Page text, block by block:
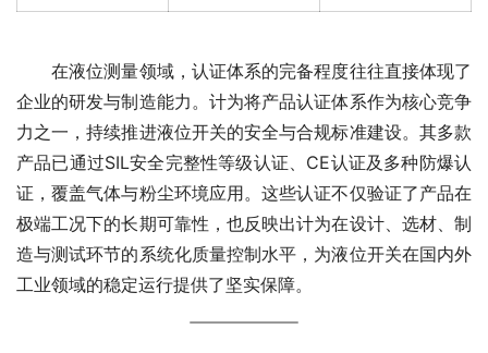
在液位测量领域，认证体系的完备程度往往直接体现了
企业的研发与制造能力。计为将产品认证体系作为核心竞争
力之一，持续推进液位开关的安全与合规标准建设。其多款
产品已通过SIL安全完整性等级认证、CE认证及多种防爆认
证，覆盖气体与粉尘环境应用。这些认证不仅验证了产品在
极端工况下的长期可靠性，也反映出计为在设计、选材、制
造与测试环节的系统化质量控制水平，为液位开关在国内外
工业领域的稳定运行提供了坚实保障。